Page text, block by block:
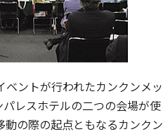
ントが行われたカンクンメッ
レスホテルの二つの会場が使
の際の起点ともなるカンクン